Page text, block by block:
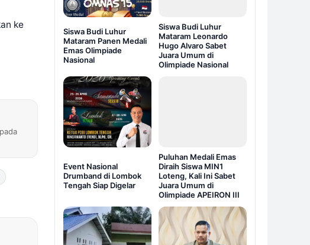
ke
Siswa Budi Luhur
Mataram Panen Medali
Emas Olimpiade
Nasional
Siswa Budi Luhur
Mataram Leonardo
Hugo Alvaro Sabet
Juara Umum di
Olimpiade Nasional
Event Nasional
Drumband di Lombok
Tengah Siap Digelar
Puluhan Medali Emas
Diraih Siswa MIN1
Loteng, Kali Ini Sabet
Juara Umum di
Olimpiade APEIRON III